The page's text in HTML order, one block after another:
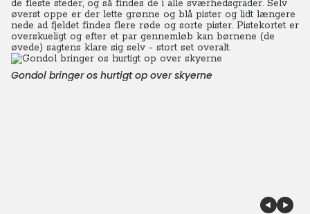
de fleste steder, og så findes de i alle sværhedsgrader. Selv
øverst oppe er der lette grønne og blå pister og lidt længere
nede ad fjeldet findes flere røde og sorte pister. Pistekortet er
overskueligt og efter et par gennemløb kan børnene (de
øvede) sagtens klare sig selv - stort set overalt.
Gondol bringer os hurtigt op over skyerne